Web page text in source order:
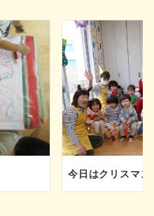
今日はクリスマ